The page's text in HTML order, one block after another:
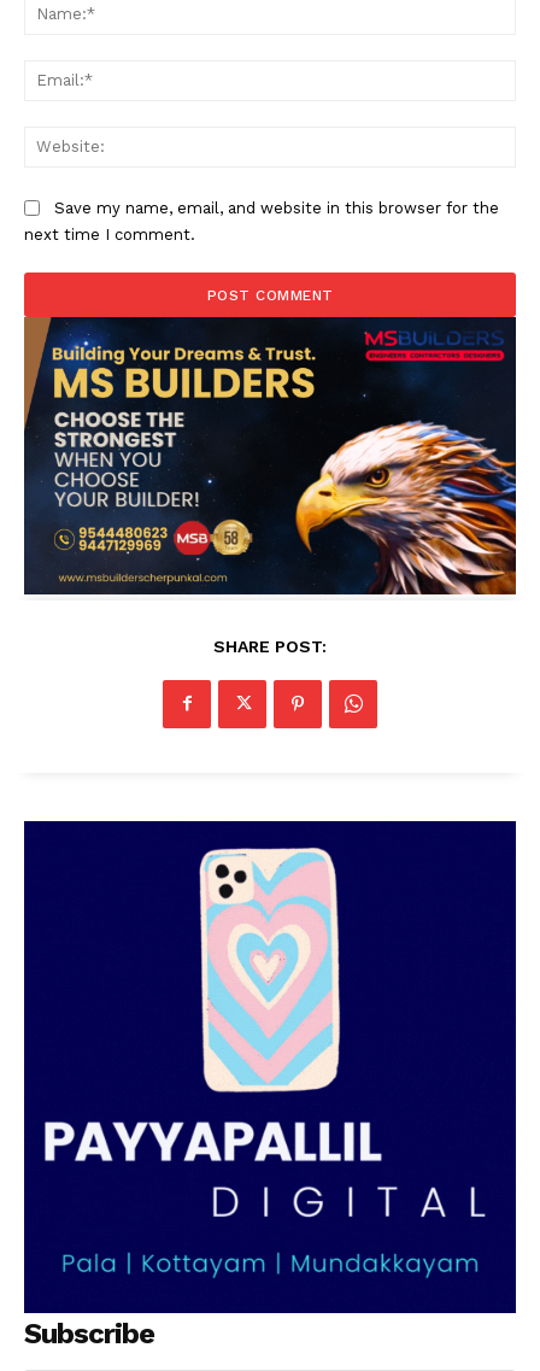
Save my name, email, and website in this browser for the
next time I comment.
SHARE POST:
Subscribe